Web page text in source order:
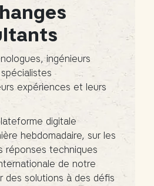
ingénieurs
expériences et leurs
digitale
hebdomadaire, sur les
réponses techniques
de notre
des solutions à des défis